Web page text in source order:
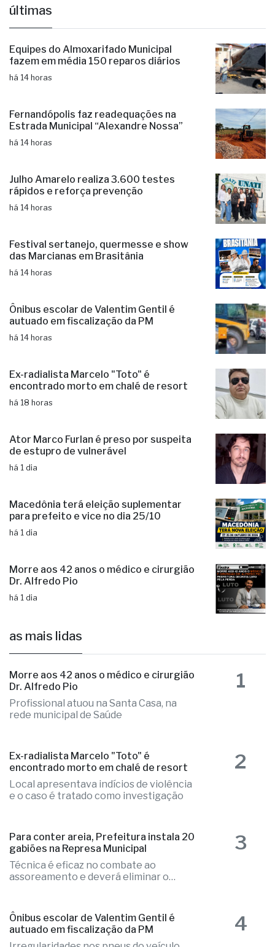
últimas
Equipes do Almoxarifado Municipal
fazem em média 150 reparos diários
há 14 horas
Fernandópolis faz readequações na
Estrada Municipal “Alexandre Nossa”
há 14 horas
Julho Amarelo realiza 3.600 testes
rápidos e reforça prevenção
há 14 horas
Festival sertanejo, quermesse e show
das Marcianas em Brasitânia
há 14 horas
Ônibus escolar de Valentim Gentil é
autuado em fiscalização da PM
há 14 horas
Ex-radialista Marcelo "Toto" é
encontrado morto em chalé de resort
há 18 horas
Ator Marco Furlan é preso por suspeita
de estupro de vulnerável
há 1 dia
Macedônia terá eleição suplementar
para prefeito e vice no dia 25/10
há 1 dia
Morre aos 42 anos o médico e cirurgião
Dr. Alfredo Pio
há 1 dia
as mais lidas
Morre aos 42 anos o médico e cirurgião
Dr. Alfredo Pio
Profissional atuou na Santa Casa, na
rede municipal de Saúde
1
Ex-radialista Marcelo "Toto" é
encontrado morto em chalé de resort
Local apresentava indícios de violência
e o caso é tratado como investigação
2
Para conter areia, Prefeitura instala 20
gabiões na Represa Municipal
Técnica é eficaz no combate ao
assoreamento e deverá eliminar o
3
Ônibus escolar de Valentim Gentil é
autuado em fiscalização da PM
4